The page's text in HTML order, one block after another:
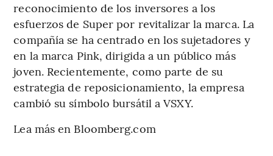
reconocimiento de los inversores a los
esfuerzos de Super por revitalizar la marca. La
compañía se ha centrado en los sujetadores y
en la marca Pink, dirigida a un público más
joven. Recientemente, como parte de su
estrategia de reposicionamiento, la empresa
cambió su símbolo bursátil a VSXY.
Lea más en Bloomberg.com